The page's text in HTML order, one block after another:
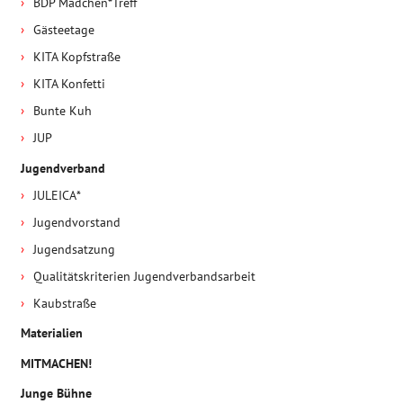
Gästeetage
KITA Kopfstraße
KITA Konfetti
Bunte Kuh
JUP
Jugendverband
JULEICA*
Jugendvorstand
Jugendsatzung
Qualitätskriterien Jugendverbandsarbeit
Kaubstraße
Materialien
MITMACHEN!
Junge Bühne